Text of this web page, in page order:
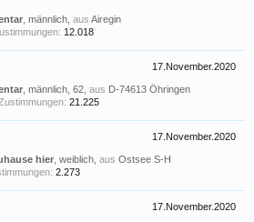
, männlich, aus Airegin
12.018
17.November.2020
, männlich, 62, aus D-74613 Öhringen
21.225
17.November.2020
hier , weiblich, aus Ostsee S-H
2.273
17.November.2020